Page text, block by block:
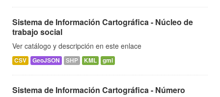
Sistema de Información Cartográfica - Núcleo de
trabajo social
Ver catálogo y descripción en este enlace
CSV GeoJSON SHP KML gml
Sistema de Información Cartográfica - Número